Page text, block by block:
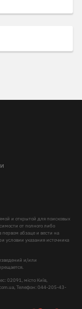
и открытой для поисковых
от полного либо
абзаце и вести на
условии указания источника
и/или
02091, місто Київ,
, Телефон: 044-205-43-